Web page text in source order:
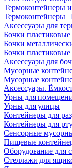
Термоконтейнеры и
Термоконтейнеры |
Аксессуары для
Бочки пластиковые
Бочки
Бочки пластиковые
Аксессуары для
Мусорные
Мусорные
Аксессуары.
Урны для
Урны для улицы
Контейнеры для
Контейнеры для
Сенсорные
Пищевые
Оборудование для
Стеллажи для